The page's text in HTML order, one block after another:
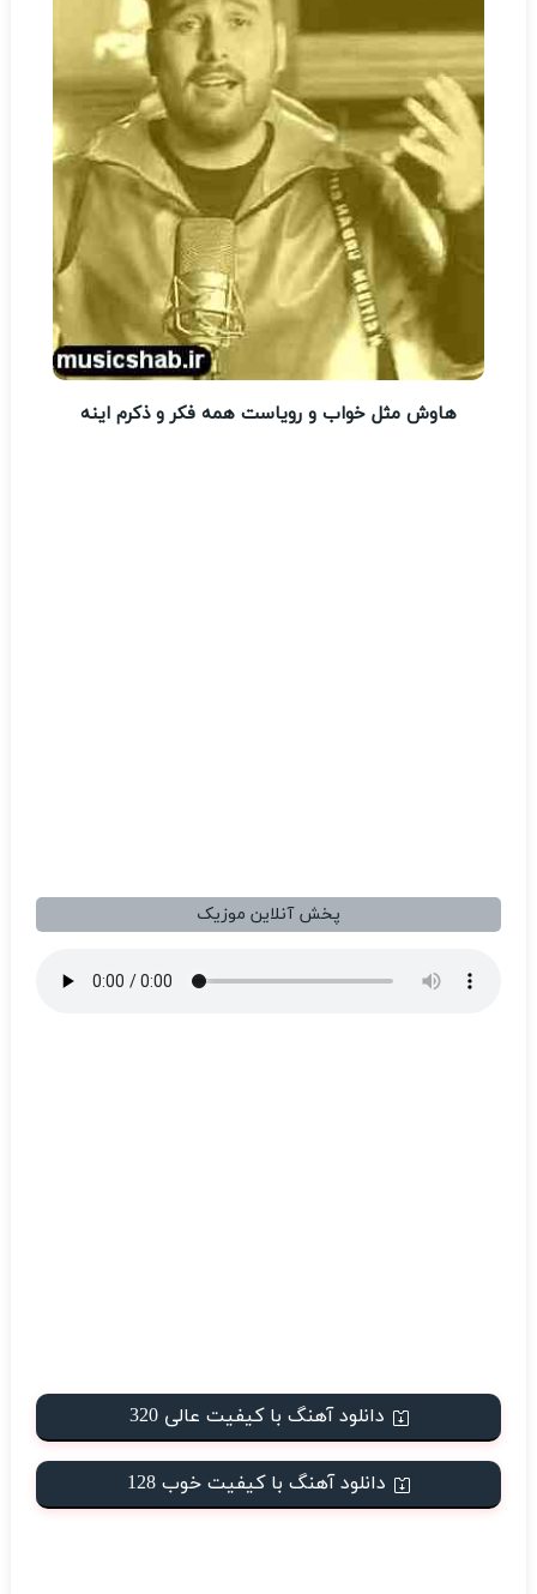
هاوش مثل خواب و رویاست همه فکر و ذکرم اینه
پخش آنلاین موزیک
دانلود آهنگ با کیفیت عالی 320
دانلود آهنگ با کیفیت خوب 128